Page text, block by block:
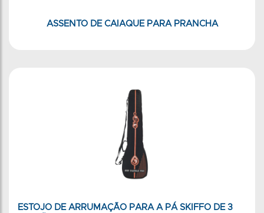
ASSENTO DE CAIAQUE PARA PRANCHA
ESTOJO DE ARRUMAÇÃO PARA A PÁ SKIFFO DE 3